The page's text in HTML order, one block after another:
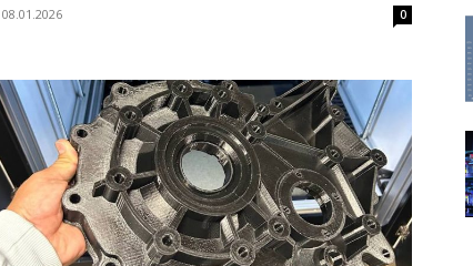
08.01.2026 0